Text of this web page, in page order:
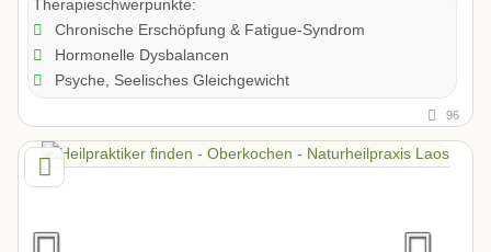
Therapieschwerpunkte:
Chronische Erschöpfung & Fatigue-Syndrom
Hormonelle Dysbalancen
Psyche, Seelisches Gleichgewicht
96